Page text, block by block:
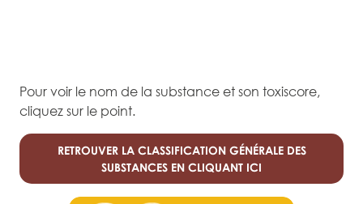
Pour voir le nom de la substance et son toxiscore,
cliquez sur le point.
RETROUVER LA CLASSIFICATION GÉNÉRALE DES
SUBSTANCES EN CLIQUANT ICI